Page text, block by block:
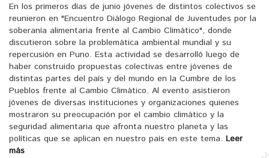
En los primeros días de junio jóvenes de distintos colectivos se
reunieron en "Encuentro Diálogo Regional de Juventudes por la
soberanía alimentaria frente al Cambio Climático", donde
discutieron sobre la problemática ambiental mundial y su
repercusión en Puno. Esta actividad se desarrolló luego de
haber construido propuestas colectivas entre jóvenes de
distintas partes del país y del mundo en la Cumbre de los
Pueblos frente al Cambio Climático. Al evento asistieron
jóvenes de diversas instituciones y organizaciones quienes
mostraron su preocupación por el cambio climático y la
seguridad alimentaria que afronta nuestro planeta y las
políticas que se aplican en nuestro país en este tema. Leer
más